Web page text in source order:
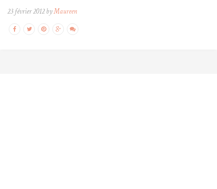
23 février 2012 byMaureen